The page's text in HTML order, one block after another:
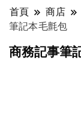
首頁 商店
筆記本毛氈包
商務記事筆